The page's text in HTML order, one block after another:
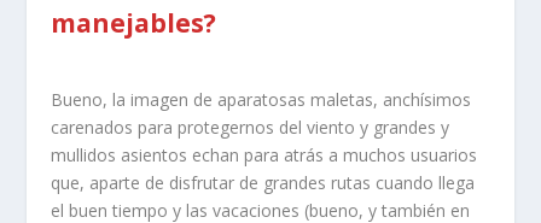
manejables?
Bueno, la imagen de aparatosas maletas, anchísimos
carenados para protegernos del viento y grandes y
mullidos asientos echan para atrás a muchos usuarios
que, aparte de disfrutar de grandes rutas cuando llega
el buen tiempo y las vacaciones (bueno, y también en